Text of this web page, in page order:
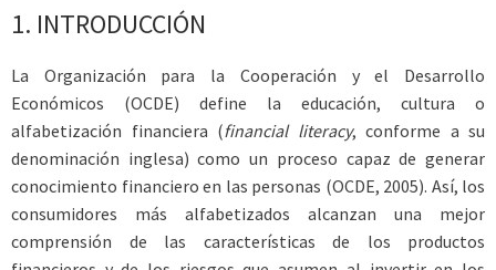
1. INTRODUCCIÓN
La Organización para la Cooperación y el Desarrollo
Económicos (OCDE) define la educación, cultura o
alfabetización financiera (financial literacy, conforme a su
denominación inglesa) como un proceso capaz de generar
conocimiento financiero en las personas (OCDE, 2005). Así, los
consumidores más alfabetizados alcanzan una mejor
comprensión de las características de los productos